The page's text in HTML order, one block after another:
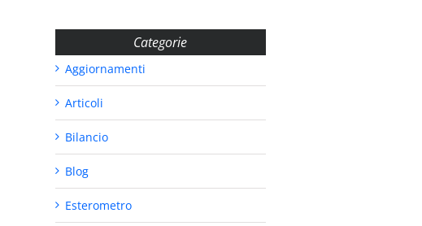
Categorie
Aggiornamenti
Articoli
Bilancio
Blog
Esterometro